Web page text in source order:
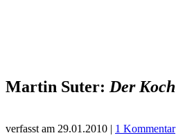
Martin Suter: Der Koch
verfasst am 29.01.2010 | 1 Kommentar